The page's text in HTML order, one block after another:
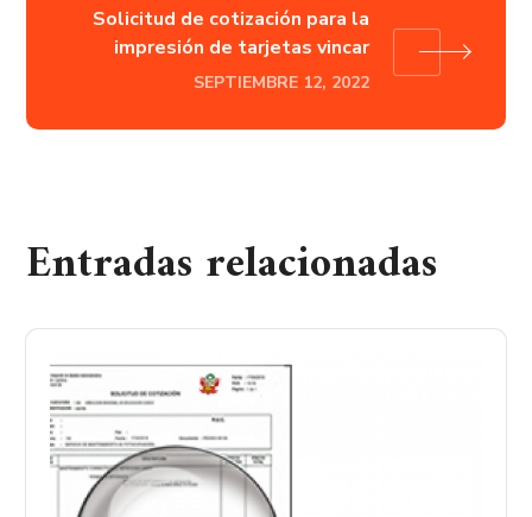
Solicitud de cotización para la
impresión de tarjetas vincar
SEPTIEMBRE 12, 2022
Entradas relacionadas